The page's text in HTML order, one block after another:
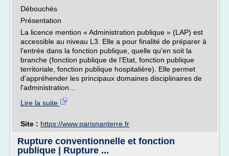
Débouchés
Présentation
La licence mention « Administration publique » (LAP) est
accessible au niveau L3. Elle a pour finalité de préparer à
l'entrée dans la fonction publique, quelle qu'en soit la
branche (fonction publique de l'Etat, fonction publique
territoriale, fonction publique hospitalière). Elle permet
d'appréhender les principaux domaines disciplinaires de
l'administration...
Lire la suite
Site : https://www.parisnanterre.fr
Rupture conventionnelle et fonction
publique | Rupture ...